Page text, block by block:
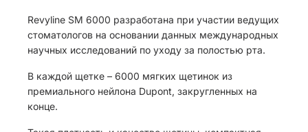
Revyline SM 6000 разработана при участии ведущих
стоматологов на основании данных международных
научных исследований по уходу за полостью рта.
В каждой щетке – 6000 мягких щетинок из
премиального нейлона Dupont, закругленных на
конце.